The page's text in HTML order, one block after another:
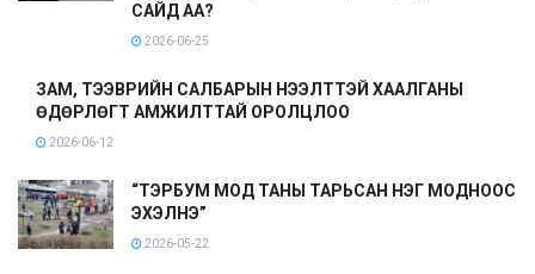
САЙД АА?
2026-06-25
ЗАМ, ТЭЭВРИЙН САЛБАРЫН НЭЭЛТТЭЙ ХААЛГАНЫ
ӨДӨРЛӨГТ АМЖИЛТТАЙ ОРОЛЦЛОО
2026-06-12
“ТЭРБУМ МОД ТАНЫ ТАРЬСАН НЭГ МОДНООС
ЭХЭЛНЭ”
2026-05-22